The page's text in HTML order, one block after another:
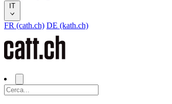
IT
FR (cath.ch) DE (kath.ch)